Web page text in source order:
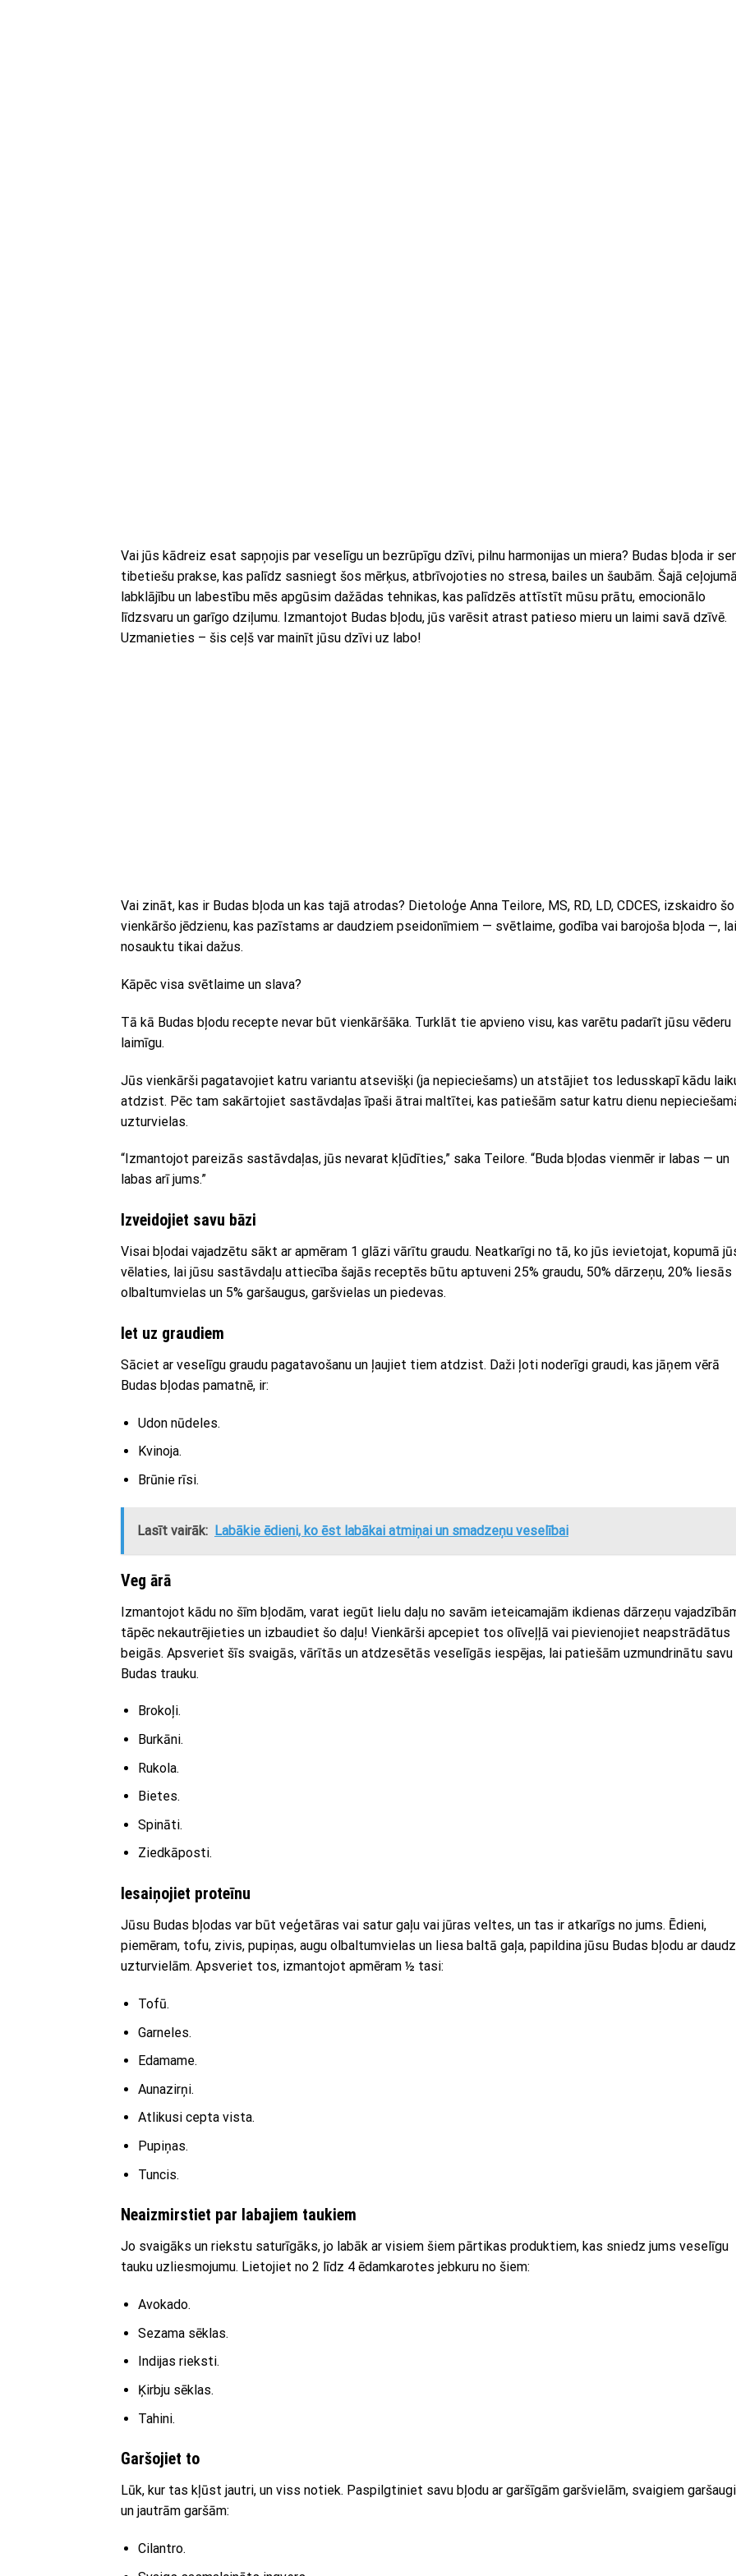
Vai jūs kādreiz esat sapņojis par veselīgu un bezrūpīgu dzīvi, pilnu harmonijas un miera? Budas bļoda ir
tibetiešu prakse, kas palīdz sasniegt šos mērķus, atbrīvojoties no stresa, bailes un šaubām. Šajā
labklājību un labestību mēs apgūsim dažādas tehnikas, kas palīdzēs attīstīt mūsu prātu, emocionālo
līdzsvaru un garīgo dziļumu. Izmantojot Budas bļodu, jūs varēsit atrast patieso mieru un laimi savā dzīvē.
Uzmanieties – šis ceļš var mainīt jūsu dzīvi uz labo!
Vai zināt, kas ir Budas bļoda un kas tajā atrodas? Dietoloģe Anna Teilore, MS, RD, LD, CDCES, izskaidro šo
vienkāršo jēdzienu, kas pazīstams ar daudziem pseidonīmiem — svētlaime, godība vai barojoša bļoda —, lai
nosauktu tikai dažus.
Kāpēc visa svētlaime un slava?
Tā kā Budas bļodu recepte nevar būt vienkāršāka. Turklāt tie apvieno visu, kas varētu padarīt jūsu vēderu
laimīgu.
Jūs vienkārši pagatavojiet katru variantu atsevišķi (ja nepieciešams) un atstājiet tos ledusskapī kādu
atdzist. Pēc tam sakārtojiet sastāvdaļas īpaši ātrai maltītei, kas patiešām satur katru dienu
uzturvielas.
“Izmantojot pareizās sastāvdaļas, jūs nevarat kļūdīties,” saka Teilore. “Buda bļodas vienmēr ir labas — un
labas arī jums.”
Izveidojiet savu bāzi
Visai bļodai vajadzētu sākt ar apmēram 1 glāzi vārītu graudu. Neatkarīgi no tā, ko jūs ievietojat, kopumā
vēlaties, lai jūsu sastāvdaļu attiecība šajās receptēs būtu aptuveni 25% graudu, 50% dārzeņu, 20% liesās
olbaltumvielas un 5% garšaugus, garšvielas un piedevas.
Iet uz graudiem
Sāciet ar veselīgu graudu pagatavošanu un ļaujiet tiem atdzist. Daži ļoti noderīgi graudi, kas jāņem vērā
Budas bļodas pamatnē, ir:
Udon nūdeles.
Kvinoja.
Brūnie rīsi.
Lasīt vairāk: Labākie ēdieni, ko ēst labākai atmiņai un smadzeņu veselībai
Veg ārā
Izmantojot kādu no šīm bļodām, varat iegūt lielu daļu no savām ieteicamajām ikdienas dārzeņu
tāpēc nekautrējieties un izbaudiet šo daļu! Vienkārši apcepiet tos olīveļļā vai pievienojiet neapstrādātus
beigās. Apsveriet šīs svaigās, vārītās un atdzesētās veselīgās iespējas, lai patiešām uzmundrinātu savu
Budas trauku.
Brokoļi.
Burkāni.
Rukola.
Bietes.
Spināti.
Ziedkāposti.
Iesaiņojiet proteīnu
Jūsu Budas bļodas var būt veģetāras vai satur gaļu vai jūras veltes, un tas ir atkarīgs no jums. Ēdieni,
piemēram, tofu, zivis, pupiņas, augu olbaltumvielas un liesa baltā gaļa, papildina jūsu Budas bļodu ar
uzturvielām. Apsveriet tos, izmantojot apmēram ½ tasi:
Tofū.
Garneles.
Edamame.
Aunazirņi.
Atlikusi cepta vista.
Pupiņas.
Tuncis.
Neaizmirstiet par labajiem taukiem
Jo svaigāks un riekstu saturīgāks, jo labāk ar visiem šiem pārtikas produktiem, kas sniedz jums veselīgu
tauku uzliesmojumu. Lietojiet no 2 līdz 4 ēdamkarotes jebkuru no šiem:
Avokado.
Sezama sēklas.
Indijas rieksti.
Ķirbju sēklas.
Tahini.
Garšojiet to
Lūk, kur tas kļūst jautri, un viss notiek. Paspilgtiniet savu bļodu ar garšīgām garšvielām, svaigiem
un jautrām garšām:
Cilantro.